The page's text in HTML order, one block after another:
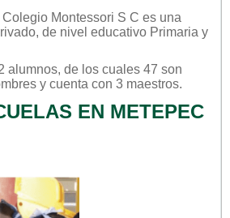
Colegio Montessori S C es una
, de nivel educativo Primaria y
alumnos, de los cuales 47 son
y cuenta con 3 maestros.
EN METEPEC